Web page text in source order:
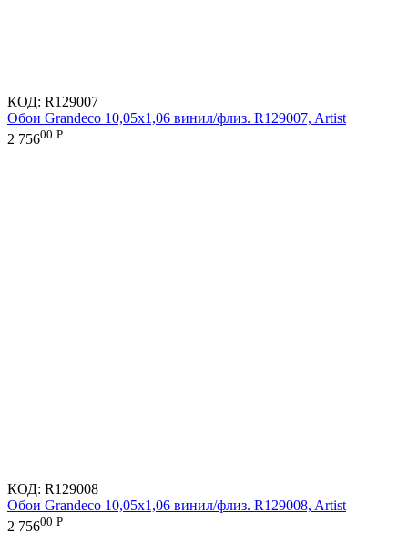
КОД: R129007
Обои Grandeco 10,05х1,06 винил/флиз. R129007, Artist
2 75600 Р
КОД: R129008
Обои Grandeco 10,05х1,06 винил/флиз. R129008, Artist
2 75600 Р